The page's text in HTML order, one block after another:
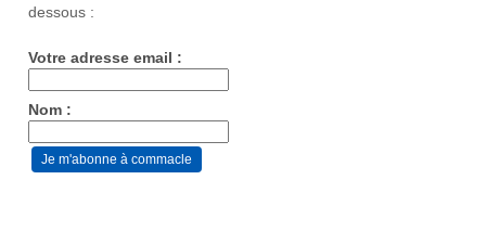
dessous :
Votre adresse email :
Nom :